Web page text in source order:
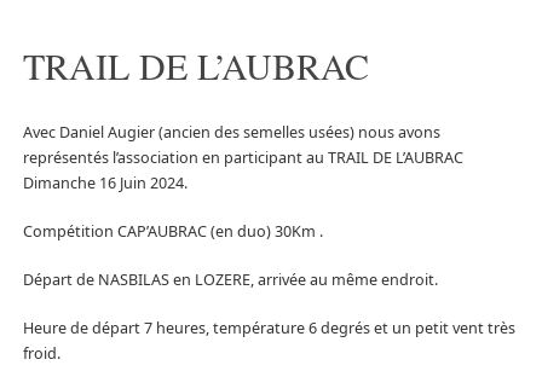
TRAIL DE L’AUBRAC
Avec Daniel Augier (ancien des semelles usées) nous avons
représentés l’association en participant au TRAIL DE L’AUBRAC
Dimanche 16 Juin 2024.
Compétition CAP’AUBRAC (en duo) 30Km .
Départ de NASBILAS en LOZERE, arrivée au même endroit.
Heure de départ 7 heures, température 6 degrés et un petit vent très
froid.